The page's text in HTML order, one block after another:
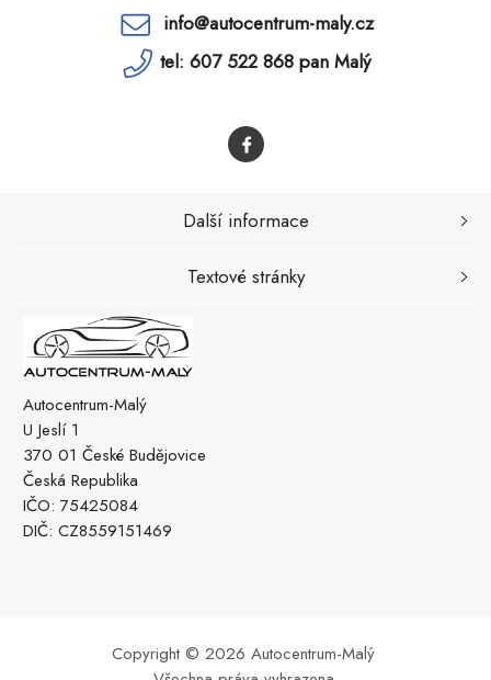
info@autocentrum-maly.cz
tel: 607 522 868 pan Malý
Autocentrum-Malý
U Jeslí 1
370 01 České Budějovice
Česká Republika
IČO: 75425084
DIČ: CZ8559151469
Další informace
Textové stránky
Copyright © 2026 Autocentrum-Malý